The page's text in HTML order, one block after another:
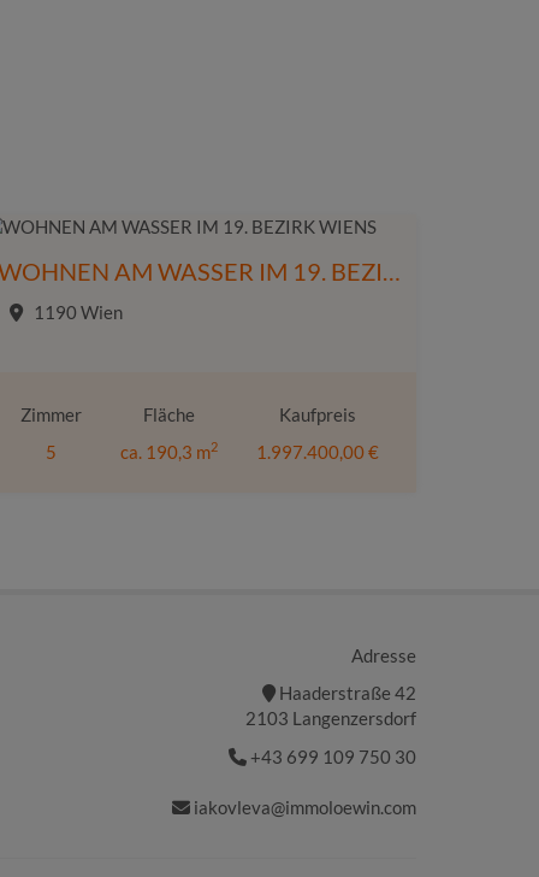
1190 Wien
Zimmer
5
Fläche
ca. 190,3 m2
Kaufpreis
1.997.400,00 €
Adresse
Haaderstraße 42
2103 Langenzersdorf
+43 699 109 750 30
iakovleva@immoloewin.com